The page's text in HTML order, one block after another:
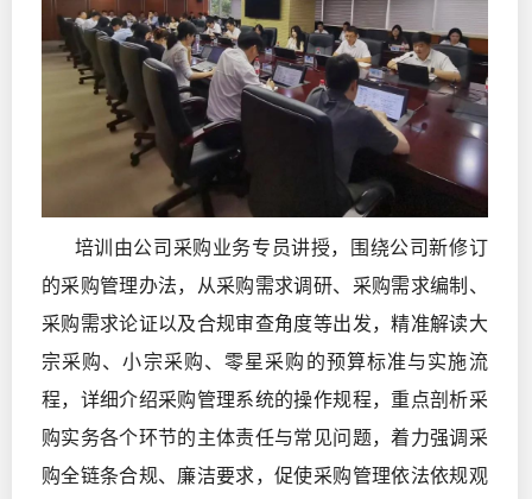
培训由公司采购业务专员讲授，围绕公司新修订
的采购管理办法，从采购需求调研、采购需求编制、
采购需求论证以及合规审查角度等出发，精准解读大
宗采购、小宗采购、零星采购的预算标准与实施流
程，详细介绍采购管理系统的操作规程，重点剖析采
购实务各个环节的主体责任与常见问题，着力强调采
购全链条合规、廉洁要求，促使采购管理依法依规观